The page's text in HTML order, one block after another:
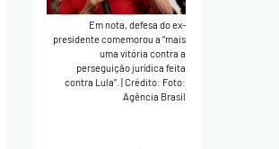
Em nota, defesa do ex-
presidente comemorou a “mais
uma vitória contra a
perseguição jurídica feita
contra Lula”.|Crédito: Foto:
Agência Brasil